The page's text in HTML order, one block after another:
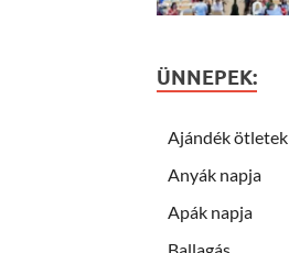
ÜNNEPEK:
Ajándék ötletek
Anyák napja
Apák napja